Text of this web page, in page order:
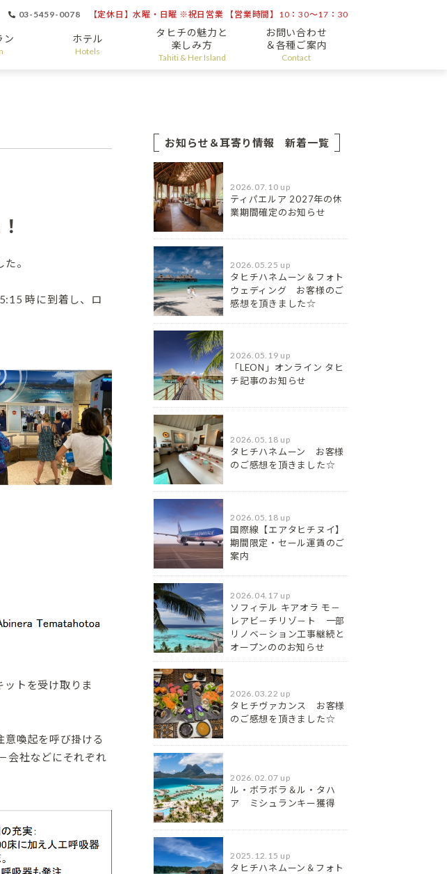
03-5459-0078 【定休日】水曜・日曜 ※祝日営業 【営業時間】10：30～17：30
ン ホテル
Hotels
タヒチの魅力と
楽しみ方
Tahiti & Her Island
お問い合わせ
＆各種ご案内
Contact
。
時に到着し、ロ
トを受け取りま
喚起を呼び掛ける
会社などにそれぞれ
お知らせ＆耳寄り情報 新着一覧
2026.07.10 up
ティパエルア 2027年の休
業期間確定のお知らせ
2026.05.25 up
タヒチハネムーン＆フォト
ウェディング お客様のご
感想を頂きました☆
2026.05.19 up
「LEON」オンライン タヒ
チ記事のお知らせ
2026.05.18 up
タヒチハネムーン お客様
のご感想を頂きました☆
2026.05.18 up
国際線【エアタヒチヌイ】
期間限定・セール運賃のご
案内
2026.04.17 up
ソフィテル キアオラ モ－
レアビ－チリゾ－ト 一部
リノベ－ション工事継続と
オープンののお知らせ
2026.03.22 up
タヒチヴァカンス お客様
のご感想を頂きました☆
2026.02.07 up
ル・ボラボラ＆ル・タハ
ア ミシュランキー獲得
2025.12.15 up
タヒチハネムーン＆フォト